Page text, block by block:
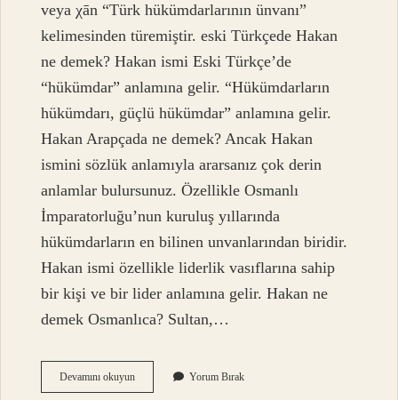
veya χān “Türk hükümdarlarının ünvanı”
kelimesinden türemiştir. eski Türkçede Hakan
ne demek? Hakan ismi Eski Türkçe’de
“hükümdar” anlamına gelir. “Hükümdarların
hükümdarı, güçlü hükümdar” anlamına gelir.
Hakan Arapçada ne demek? Ancak Hakan
ismini sözlük anlamıyla ararsanız çok derin
anlamlar bulursunuz. Özellikle Osmanlı
İmparatorluğu’nun kuruluş yıllarında
hükümdarların en bilinen unvanlarından biridir.
Hakan ismi özellikle liderlik vasıflarına sahip
bir kişi ve bir lider anlamına gelir. Hakan ne
demek Osmanlıca? Sultan,…
Devamını okuyunHakan
Hangi
Yorum Bırak